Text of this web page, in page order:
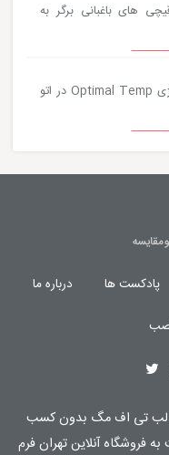
های باغبانی برگر به
ویدئو معرفی تکنولوژی Optimal Temp در اتو
پادکست ها درباره ما
تی اف مگ بدون کسب
بهفروشگاه آنلاین تهران فرم